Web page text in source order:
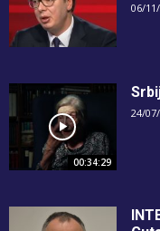
06/
00:34:29
24/